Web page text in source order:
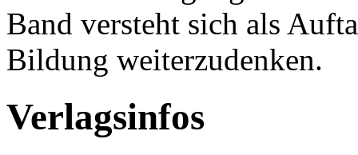
Band versteht sich als
Bildung weiterzudenken.
Verlagsinfos